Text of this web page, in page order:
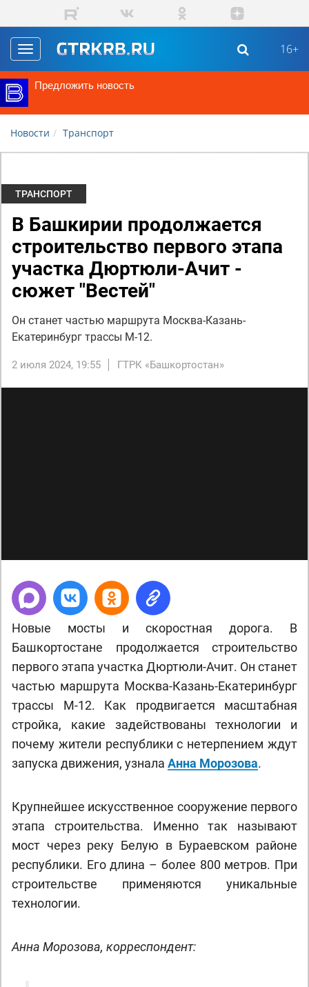
Перейти к основному содержанию
Toggle
navigation
16+
Предложить новость
Новости Транспорт
ТРАНСПОРТ
В Башкирии продолжается
строительство первого этапа
участка Дюртюли-Ачит -
сюжет "Вестей"
Он станет частью маршрута Москва-Казань-
Екатеринбург трассы М-12.
2 июля 2024, 19:55 ГТРК «Башкортостан»
Новые мосты и скоростная дорога. В
Башкортостане продолжается строительство
первого этапа участка Дюртюли-Ачит. Он станет
частью маршрута Москва-Казань-Екатеринбург
трассы М-12. Как продвигается масштабная
стройка, какие задействованы технологии и
почему жители республики с нетерпением ждут
запуска движения, узнала Анна Морозова.
Крупнейшее искусственное сооружение первого
этапа строительства. Именно так называют
мост через реку Белую в Бураевском районе
республики. Его длина – более 800 метров. При
строительстве применяются уникальные
технологии.
Анна Морозова, корреспондент: